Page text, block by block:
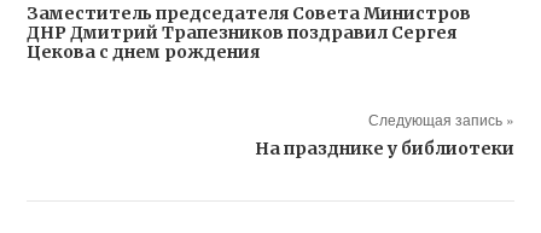
Заместитель председателя Совета Министров
ДНР Дмитрий Трапезников поздравил Сергея
Цекова с днем рождения
Следующая запись »
На празднике у библиотеки